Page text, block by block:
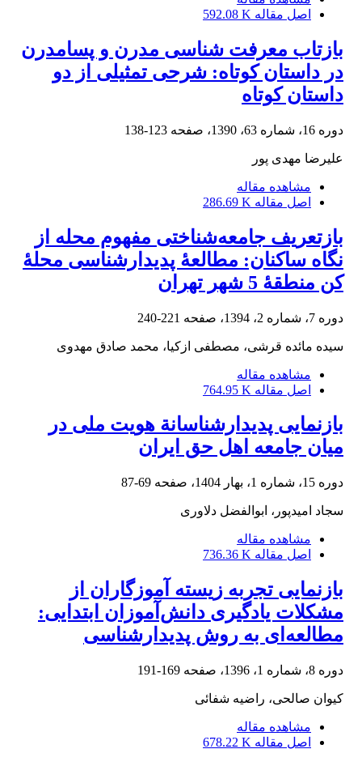
اصل مقاله 592.08 K
بازتاب معرفت شناسی مدرن و پسامدرن
در داستان کوتاه: شرحی تمثیلی از دو
داستان کوتاه
دوره 16، شماره 63، 1390، صفحه 123-138
علیرضا مهدی پور
مشاهده مقاله
اصل مقاله 286.69 K
بازتعریف جامعه‌شناختی مفهوم محله از
نگاه ساکنان: مطالعۀ پدیدارشناسی محلۀ
کن منطقۀ 5 شهر تهران
دوره 7، شماره 2، 1394، صفحه 221-240
سیده مائده قرشی، مصطفی ازکیا، محمد صادق مهدوی
مشاهده مقاله
اصل مقاله 764.95 K
بازنمایی پدیدارشناسانة هویت ملی در
میان جامعه اهل حق ایران
دوره 15، شماره 1، بهار 1404، صفحه 69-87
سجاد امیدپور، ابوالفضل دلاوری
مشاهده مقاله
اصل مقاله 736.36 K
بازنمایی تجربه‌ زیسته آموزگاران از
مشکلات یادگیری دانش‌آموزان ابتدایی:
مطالعه‌ای به روش‌ پدیدارشناسی
دوره 8، شماره 1، 1396، صفحه 169-191
کیوان صالحی، راضیه شفائی
مشاهده مقاله
اصل مقاله 678.22 K